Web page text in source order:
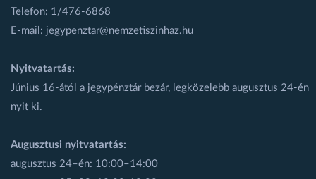
Telefon: 1/476-6868
E-mail: jegypenztar@nemzetiszinhaz.hu
Nyitvatartás:
Június 16-ától a jegypénztár bezár, legközelebb augusztus 24-én
nyit ki.
Augusztusi nyitvatartás:
augusztus 24–én: 10:00–14:00